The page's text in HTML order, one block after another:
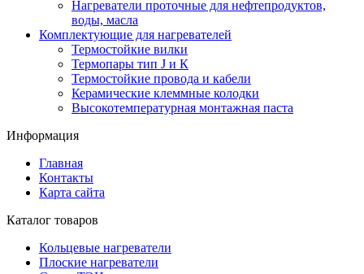
Нагреватели проточные для нефтепродуктов,
воды, масла
Комплектующие для нагревателей
Термостойкие вилки
Термопары тип J и К
Термостойкие провода и кабели
Керамические клеммные колодки
Высокотемпературная монтажная паста
Информация
Главная
Контакты
Карта сайта
Каталог товаров
Кольцевые нагреватели
Плоские нагреватели